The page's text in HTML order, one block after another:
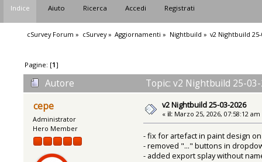
Indice Aiuto Ricerca Accedi Registrati
cSurvey Forum » cSurvey» Aggiornamenti » Nightbuild » v2 Nightbuild
Pagine: [1]
Autore
Topic: v2 Nightbuild 25-
cepe
Administrator
Hero Member
v2 Nightbuild 25-03-2026
« il: Marzo 25, 2026, 07:58:12 am
- fix for artefact in paint design
- removed "..." buttons in
- added export splay without